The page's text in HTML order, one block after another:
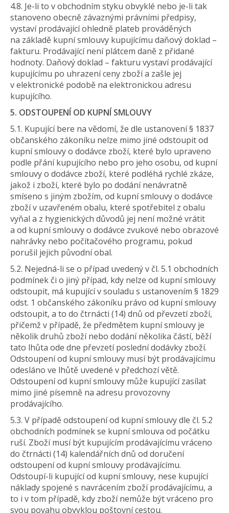
4.8. Je-li to v obchodním styku obvyklé nebo je-li tak
stanoveno obecně závaznými právními předpisy,
vystaví prodávající ohledně plateb prováděných
na základě kupní smlouvy kupujícímu daňový doklad –
fakturu. Prodávající není plátcem daně z přidané
hodnoty. Daňový doklad – fakturu vystaví prodávající
kupujícímu po uhrazení ceny zboží a zašle jej
v elektronické podobě na elektronickou adresu
kupujícího.
5. ODSTOUPENÍ OD KUPNÍ SMLOUVY
5.1. Kupující bere na vědomí, že dle ustanovení § 1837
občanského zákoníku nelze mimo jiné odstoupit od
kupní smlouvy o dodávce zboží, které bylo upraveno
podle přání kupujícího nebo pro jeho osobu, od kupní
smlouvy o dodávce zboží, které podléhá rychlé zkáze,
jakož i zboží, které bylo po dodání nenávratně
smíseno s jiným zbožím, od kupní smlouvy o dodávce
zboží v uzavřeném obalu, které spotřebitel z obalu
vyňal a z hygienických důvodů jej není možné vrátit
a od kupní smlouvy o dodávce zvukové nebo obrazové
nahrávky nebo počítačového programu, pokud
porušil jejich původní obal.
5.2. Nejedná-li se o případ uvedený v čl. 5.1 obchodních
podmínek či o jiný případ, kdy nelze od kupní smlouvy
odstoupit, má kupující v souladu s ustanovením § 1829
odst. 1 občanského zákoníku právo od kupní smlouvy
odstoupit, a to do čtrnácti (14) dnů od převzetí zboží,
přičemž v případě, že předmětem kupní smlouvy je
několik druhů zboží nebo dodání několika částí, běží
tato lhůta ode dne převzetí poslední dodávky zboží.
Odstoupení od kupní smlouvy musí být prodávajícímu
odesláno ve lhůtě uvedené v předchozí větě.
Odstoupení od kupní smlouvy může kupující zasílat
mimo jiné písemně na adresu provozovny
prodávajícího.
5.3. V případě odstoupení od kupní smlouvy dle čl. 5.2
obchodních podmínek se kupní smlouva od počátku
ruší. Zboží musí být kupujícím prodávajícímu vráceno
do čtrnácti (14) kalendářních dnů od doručení
odstoupení od kupní smlouvy prodávajícímu.
Odstoupí-li kupující od kupní smlouvy, nese kupující
náklady spojené s navrácením zboží prodávajícímu, a
to i v tom případě, kdy zboží nemůže být vráceno pro
svou povahu obvyklou poštovní cestou.